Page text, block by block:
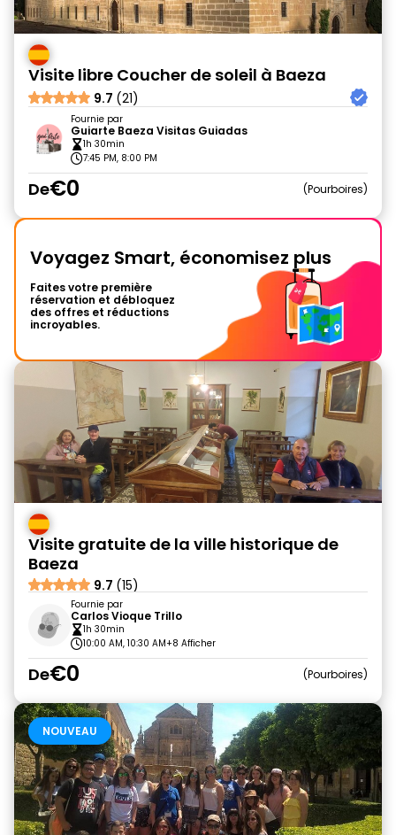
Visite libre Coucher de soleil à Baeza
9.7 (21)
Fournie par
Guiarte Baeza Visitas Guiadas
1h 30min
7:45 PM, 8:00 PM
De€0 Pourboires
Voyagez Smart, économisez plus
Faites votre première
réservation et débloquez
des offres et réductions
incroyables.
Visite gratuite de la ville historique de
Baeza
9.7 (15)
Fournie par
Carlos Vioque Trillo
1h 30min
10:00 AM, 10:30 AM+8 Afficher
De€0 Pourboires
NOUVEAU